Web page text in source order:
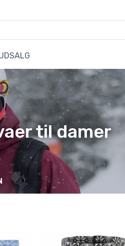
til damer